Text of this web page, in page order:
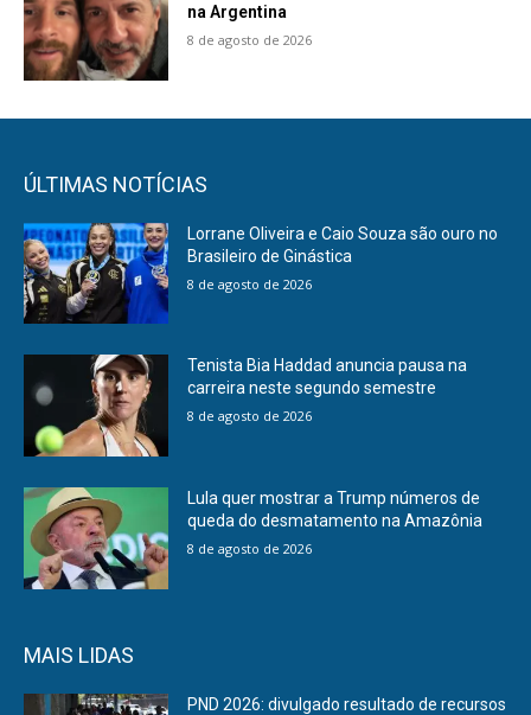
na Argentina
8 de agosto de 2026
ÚLTIMAS NOTÍCIAS
Lorrane Oliveira e Caio Souza são ouro no
Brasileiro de Ginástica
8 de agosto de 2026
Tenista Bia Haddad anuncia pausa na
carreira neste segundo semestre
8 de agosto de 2026
Lula quer mostrar a Trump números de
queda do desmatamento na Amazônia
8 de agosto de 2026
MAIS LIDAS
PND 2026: divulgado resultado de recursos